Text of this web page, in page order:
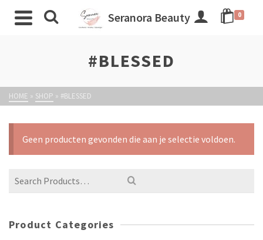
Seranora Beauty 0
#BLESSED
HOME » SHOP » #BLESSED
Geen producten gevonden die aan je selectie voldoen.
Product Categories